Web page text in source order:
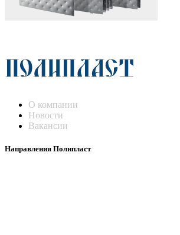
О компании
Новости
Вакансии
Направления Полипласт